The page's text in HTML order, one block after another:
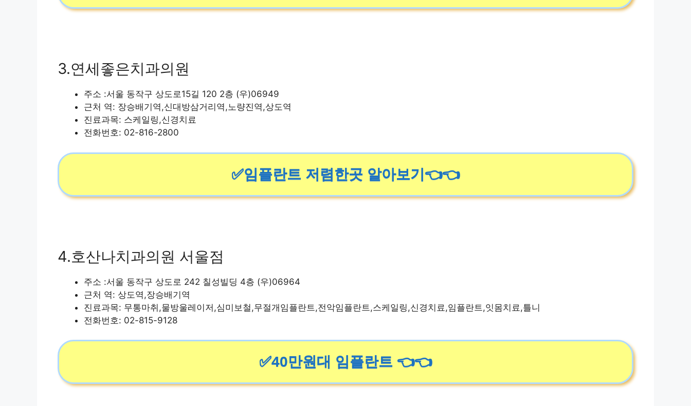
3.연세좋은치과의원
주소 :서울 동작구 상도로15길 120 2층 (우)06949
근처 역: 장승배기역,신대방삼거리역,노량진역,상도역
진료과목: 스케일링,신경치료
전화번호: 02-816-2800
✅임플란트 저렴한곳 알아보기👈👈
4.호산나치과의원 서울점
주소 :서울 동작구 상도로 242 칠성빌딩 4층 (우)06964
근처 역: 상도역,장승배기역
진료과목: 무통마취,물방울레이저,심미보철,무절개임플란트,전악임플란트,스케일링,신경치료,임플란트,잇몸치료,틀니
전화번호: 02-815-9128
✅40만원대 임플란트 👈👈